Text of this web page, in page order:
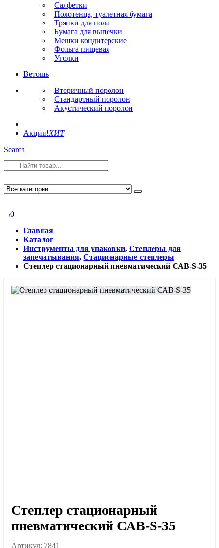
Салфетки
Полотенца, туалетная бумага
Тряпки для пола
Бумага для выпечки
Мешки кондитерские
Фольга пищевая
Уголки
Ветошь
Вторичный поролон
Стандартный поролон
Акустический поролон
Акции!ХИТ
Search
00
Главная
Каталог
Инструменты для упаковки,Степлеры для
запечатывания,Стационарные степлеры
Степлер стационарный пневматический САВ-S-35
Степлер стационарный
пневматический САВ-S-35
Артикул: 7841